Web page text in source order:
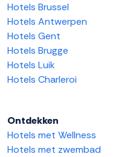
Hotels Brussel
Hotels Antwerpen
Hotels Gent
Hotels Brugge
Hotels Luik
Hotels Charleroi
Ontdekken
Hotels met Wellness
Hotels met zwembad